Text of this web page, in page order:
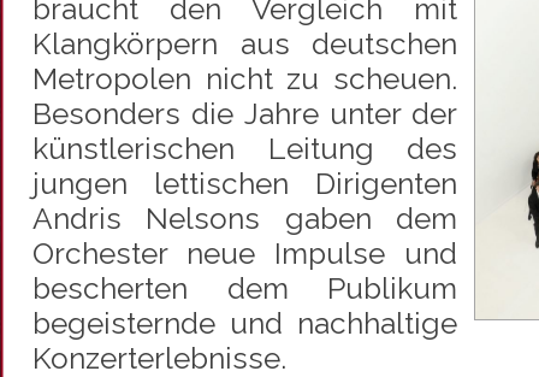
braucht den Vergleich mit
Klangkörpern aus deutschen
Metropolen nicht zu scheuen.
Besonders die Jahre unter der
künstlerischen Leitung des
jungen lettischen Dirigenten
Andris Nelsons gaben dem
Orchester neue Impulse und
bescherten dem Publikum
begeisternde und nachhaltige
Konzerterlebnisse.